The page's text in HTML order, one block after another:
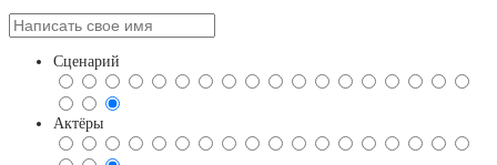
Сценарий
Актёры